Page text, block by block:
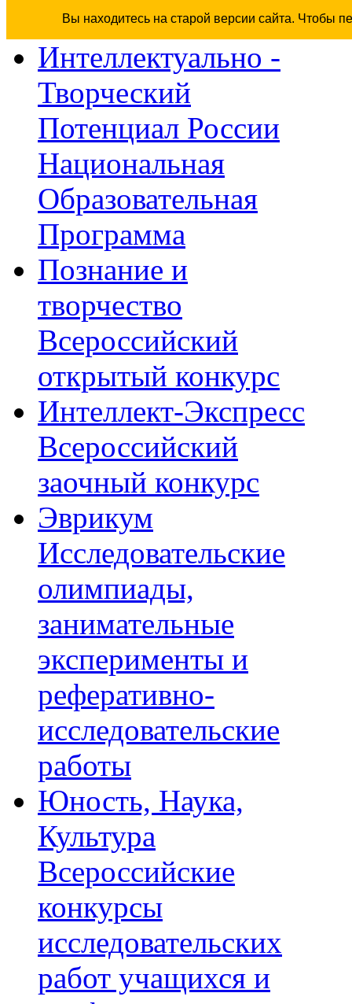
Вы находитесь на старой версии сайта. Чтобы
Интеллектуально -
Творческий
Потенциал России
Национальная
Образовательная
Программа
Познание и
творчество
Всероссийский
открытый конкурс
Интеллект-Экспресс
Всероссийский
заочный конкурс
Эврикум
Исследовательские
олимпиады,
занимательные
эксперименты и
реферативно-
исследовательские
работы
Юность, Наука,
Культура
Всероссийские
конкурсы
исследовательских
работ учащихся и